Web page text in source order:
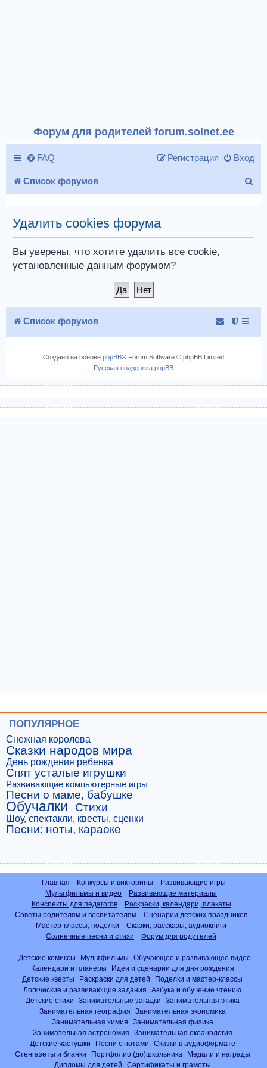
Форум для родителей forum.solnet.ee
FAQ Вход
Регистрация
Список форумов
с
Удалить cookies форума
Вы уверены, что хотите удалить все cookie,
установленные данным форумом?
Список форумов
Создано на основе phpBB® Forum Software © phpBB Limited
Русская поддержка phpBB
ПОПУЛЯРНОЕ
Снежная королева
Сказки народов мира
День рождения ребенка
Спят усталые игрушки
Развивающие компьютерные игры
Песни о маме, бабушке
Обучалки Стихи
Шоу, спектакли, квесты, сценки
Песни: ноты, караоке
Главная Конкурсы и викторины
Развивающие игры
Мультфильмы и видео
Развивающие материалы
Конспекты для педагогов
Раскраски, календари, плакаты
Советы родителям и воспитателям
Сценарии детских праздников
Мастер-классы, поделки
Сказки, рассказы, аудиокниги
Солнечные песни и стихи
Форум для родителей
Детские комиксы Мультфильмы
Обучающее и развивающее видео
Календари и планеры
Идеи и сценарии для дня рождения
Детские квесты
Раскраски для детей
Поделки и мастер-классы
Логические и развивающие задания
Азбука и обучение чтению
Детские стихи
Занимательные загадки
Занимательная этика
Занимательная география
Занимательная экономика
Занимательная химия
Занимательная физика
Занимательная астрономия
Занимательная океанология
Детские частушки
Песни с нотами
Сказки в аудиоформате
Стенгазеты и бланки
Портфолио (до)школьника
Медали и награды
Дипломы для детей
Сертификаты и грамоты